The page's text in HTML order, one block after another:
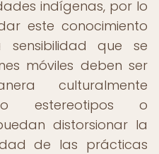
indígenas, por lo
este conocimiento
que se
móviles deben ser
culturalmente
estereotipos o
distorsionar la
de las prácticas